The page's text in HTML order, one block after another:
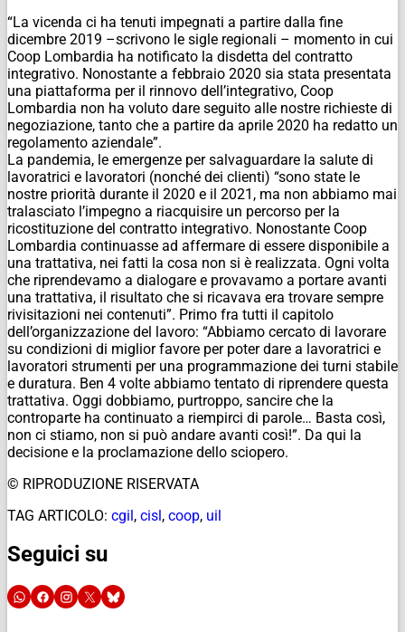
“La vicenda ci ha tenuti impegnati a partire dalla fine
dicembre 2019 –scrivono le sigle regionali – momento in cui
Coop Lombardia ha notificato la disdetta del contratto
integrativo. Nonostante a febbraio 2020 sia stata presentata
una piattaforma per il rinnovo dell’integrativo, Coop
Lombardia non ha voluto dare seguito alle nostre richieste di
negoziazione, tanto che a partire da aprile 2020 ha redatto un
regolamento aziendale”.
La pandemia, le emergenze per salvaguardare la salute di
lavoratrici e lavoratori (nonché dei clienti) “sono state le
nostre priorità durante il 2020 e il 2021, ma non abbiamo mai
tralasciato l’impegno a riacquisire un percorso per la
ricostituzione del contratto integrativo. Nonostante Coop
Lombardia continuasse ad affermare di essere disponibile a
una trattativa, nei fatti la cosa non si è realizzata. Ogni volta
che riprendevamo a dialogare e provavamo a portare avanti
una trattativa, il risultato che si ricavava era trovare sempre
rivisitazioni nei contenuti”. Primo fra tutti il capitolo
dell’organizzazione del lavoro: “Abbiamo cercato di lavorare
su condizioni di miglior favore per poter dare a lavoratrici e
lavoratori strumenti per una programmazione dei turni stabile
e duratura. Ben 4 volte abbiamo tentato di riprendere questa
trattativa. Oggi dobbiamo, purtroppo, sancire che la
controparte ha continuato a riempirci di parole… Basta così,
non ci stiamo, non si può andare avanti così!”. Da qui la
decisione e la proclamazione dello sciopero.
© RIPRODUZIONE RISERVATA
TAG ARTICOLO: cgil, cisl, coop, uil
Seguici su